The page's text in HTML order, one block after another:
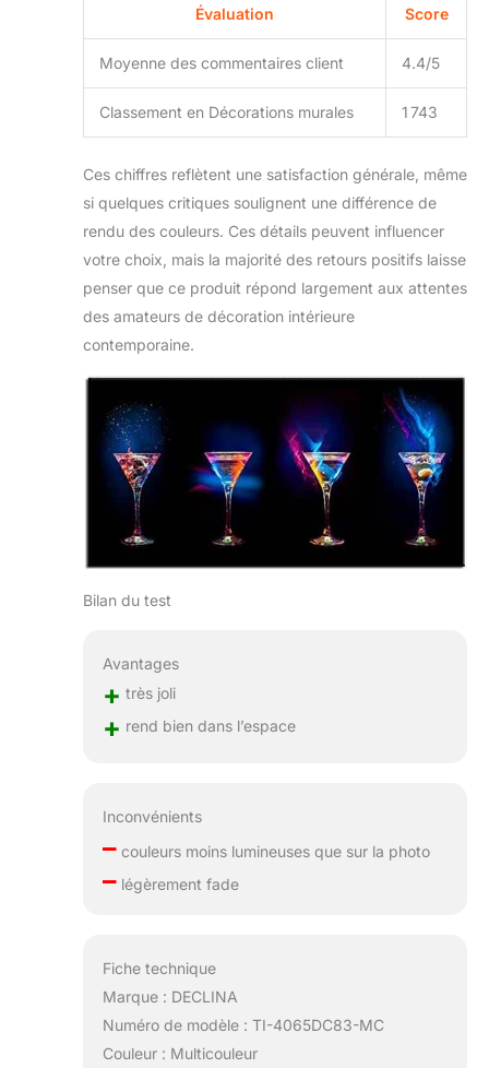
Évaluation Score
Moyenne des commentaires client 4.4/5
Classement en Décorations murales 1 743
Ces chiffres reflètent une satisfaction générale, même
si quelques critiques soulignent une différence de
rendu des couleurs. Ces détails peuvent influencer
votre choix, mais la majorité des retours positifs laisse
penser que ce produit répond largement aux attentes
des amateurs de décoration intérieure
contemporaine.
Bilan du test
Avantages
+ très joli
+ rend bien dans l’espace
Inconvénients
–couleurs moins lumineuses que sur la photo
–légèrement fade
Fiche technique
Marque : DECLINA
Numéro de modèle : TI-4065DC83-MC
Couleur : Multicouleur